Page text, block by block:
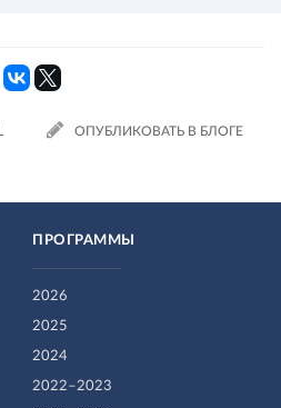
ОПУБЛИКОВАТЬ В БЛОГЕ
ПРОГРАММЫ
2026
2025
2024
2022–2023